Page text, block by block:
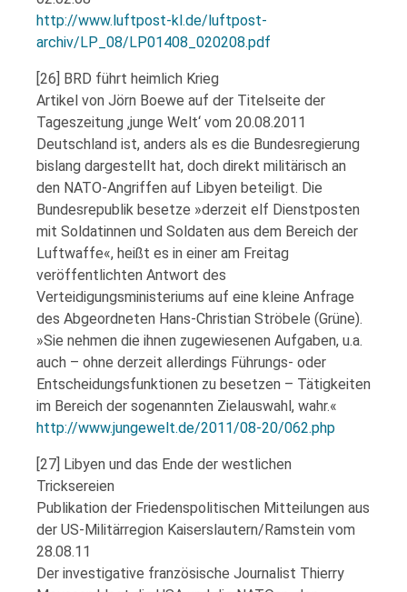
http://www.luftpost-kl.de/luftpost-
archiv/LP_08/LP01408_020208.pdf
[26] BRD führt heimlich Krieg
Artikel von Jörn Boewe auf der Titelseite der
Tageszeitung ‚junge Welt‘ vom 20.08.2011
Deutschland ist, anders als es die Bundesregierung
bislang dargestellt hat, doch direkt militärisch an
den NATO-Angriffen auf Libyen beteiligt. Die
Bundesrepublik besetze »derzeit elf Dienstposten
mit Soldatinnen und Soldaten aus dem Bereich der
Luftwaffe«, heißt es in einer am Freitag
veröffentlichten Antwort des
Verteidigungsministeriums auf eine kleine Anfrage
des Abgeordneten Hans-Christian Ströbele (Grüne).
»Sie nehmen die ihnen zugewiesenen Aufgaben, u.a.
auch – ohne derzeit allerdings Führungs- oder
Entscheidungsfunktionen zu besetzen – Tätigkeiten
im Bereich der sogenannten Zielauswahl, wahr.«
http://www.jungewelt.de/2011/08-20/062.php
[27] Libyen und das Ende der westlichen
Tricksereien
Publikation der Friedenspolitischen Mitteilungen aus
der US-Militärregion Kaiserslautern/Ramstein vom
28.08.11
Der investigative französische Journalist Thierry